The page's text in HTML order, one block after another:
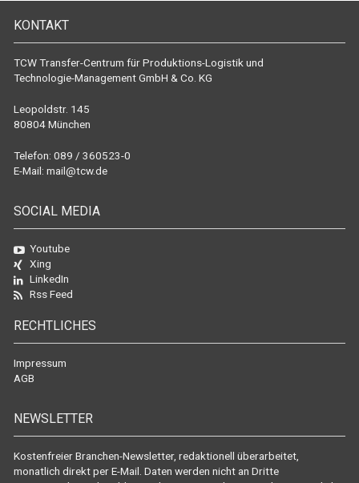
KONTAKT
TCW Transfer-Centrum für Produktions-Logistik und
Technologie-Management GmbH & Co. KG
Leopoldstr. 145
80804 München
Telefon: 089 / 360523-0
E-Mail: mail@tcw.de
SOCIAL MEDIA
Youtube
Xing
LinkedIn
Rss Feed
RECHTLICHES
Impressum
AGB
NEWSLETTER
Kostenfreier Branchen-Newsletter, redaktionell überarbeitet,
monatlich direkt per E-Mail. Daten werden nicht an Dritte